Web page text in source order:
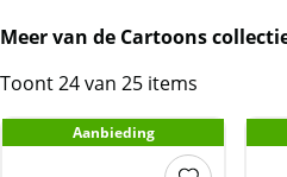
Meer van de Cartoons
Toont 24 van 25 items
Aanbieding